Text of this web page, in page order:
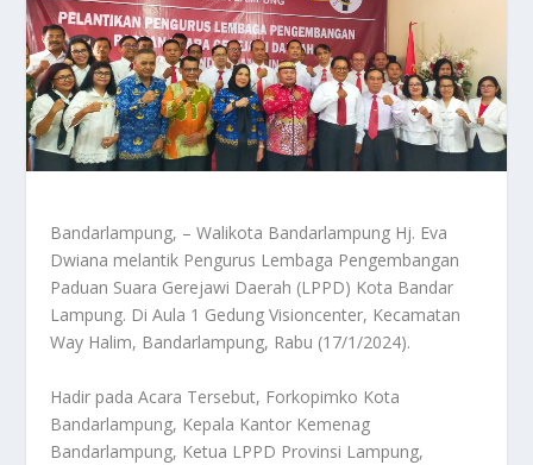
Bandarlampung, – Walikota Bandarlampung Hj. Eva
Dwiana melantik Pengurus Lembaga Pengembangan
Paduan Suara Gerejawi Daerah (LPPD) Kota Bandar
Lampung. Di Aula 1 Gedung Visioncenter, Kecamatan
Way Halim, Bandarlampung, Rabu (17/1/2024).
Hadir pada Acara Tersebut, Forkopimko Kota
Bandarlampung, Kepala Kantor Kemenag
Bandarlampung, Ketua LPPD Provinsi Lampung,